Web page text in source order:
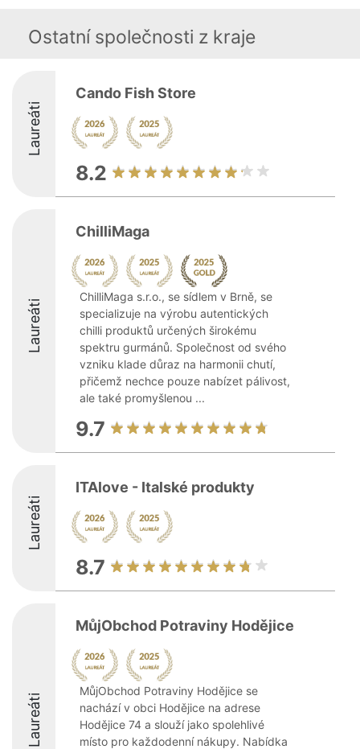
Ostatní společnosti z kraje
Laureáti
Cando Fish Store
8.2
Laureáti
ChilliMaga
ChilliMaga s.r.o., se sídlem v Brně, se
specializuje na výrobu autentických
chilli produktů určených širokému
spektru gurmánů. Společnost od svého
vzniku klade důraz na harmonii chutí,
přičemž nechce pouze nabízet pálivost,
ale také promyšlenou ...
9.7
Laureáti
ITAlove - Italské produkty
8.7
Laureáti
MůjObchod Potraviny Hodějice
MůjObchod Potraviny Hodějice se
nachází v obci Hodějice na adrese
Hodějice 74 a slouží jako spolehlivé
místo pro každodenní nákupy. Nabídka